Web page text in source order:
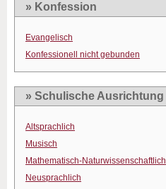
» Konfession
Evangelisch
Konfessionell nicht gebunden
» Schulische Ausrichtung
Altsprachlich
Musisch
Mathematisch-Naturwissenschaftlich
Neusprachlich